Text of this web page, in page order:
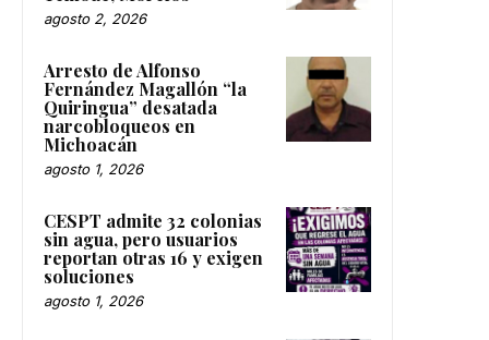
agosto 2, 2026
Arresto de Alfonso
Fernández Magallón “la
Quiringua” desatada
narcobloqueos en
Michoacán
agosto 1, 2026
CESPT admite 32 colonias
sin agua, pero usuarios
reportan otras 16 y exigen
soluciones
agosto 1, 2026